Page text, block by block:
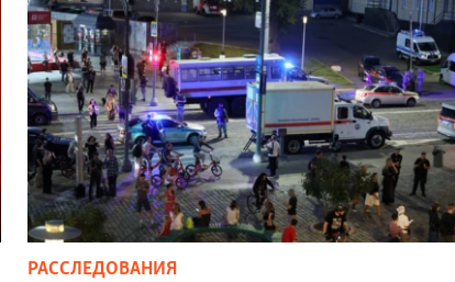
РАССЛЕДОВАНИЯ